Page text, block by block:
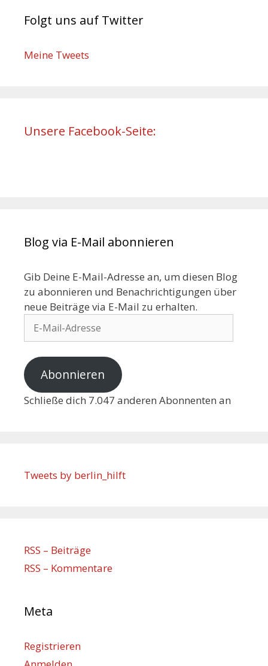
Folgt uns auf Twitter
Meine Tweets
Unsere Facebook-Seite:
Blog via E-Mail abonnieren
Gib Deine E-Mail-Adresse an, um diesen Blog
zu abonnieren und Benachrichtigungen über
neue Beiträge via E-Mail zu erhalten.
Abonnieren
Schließe dich 7.047 anderen Abonnenten an
Tweets by berlin_hilft
RSS – Beiträge
RSS – Kommentare
Meta
Registrieren